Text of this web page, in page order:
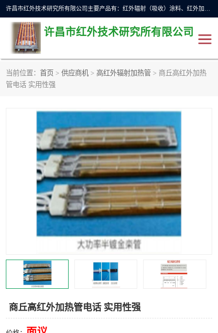
许昌市红外技术研究所有限公司主要产品有：红外辐射（吸收）涂料、红外加热元件、红外辐射加热模块（板）、红外辐射加热炉（箱）、快速红外辐射加热器、系列高端红外加热实验设备、系列红外加热控制器等。
许昌市红外技术研究所有限公司
当前位置： 首页 > 供应商机 > 高红外辐射加热管 > 商丘高红外加热
管电话 实用性强
商丘高红外加热管电话 实用性强
红外加热设备
红外辐射涂料 红外辐射加热器
红外辐射加热模块 定制红外加热实验设备
红外加热元件 红外辐射吸收涂料
高端红外加热实验设备 电工电气
高温涂料 红外加热控制器
红外辐射表面材料 定波长红外辐射加热器
快速红外辐射聚焦炉